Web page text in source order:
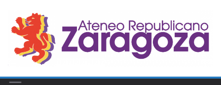
contenido